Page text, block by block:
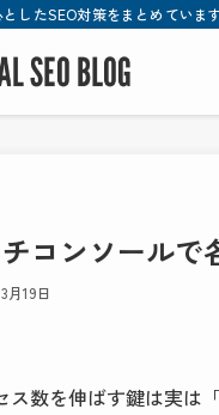
したSEO対策をまとめていま
コンソール
月19日
ス数を伸ばす鍵は実は